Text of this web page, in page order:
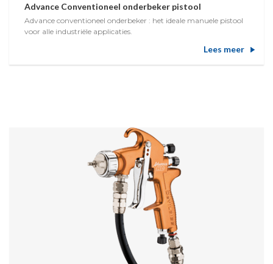
Advance Conventioneel onderbeker pistool
Advance conventioneel onderbeker : het ideale manuele pistool
voor alle industriële applicaties.
Lees meer